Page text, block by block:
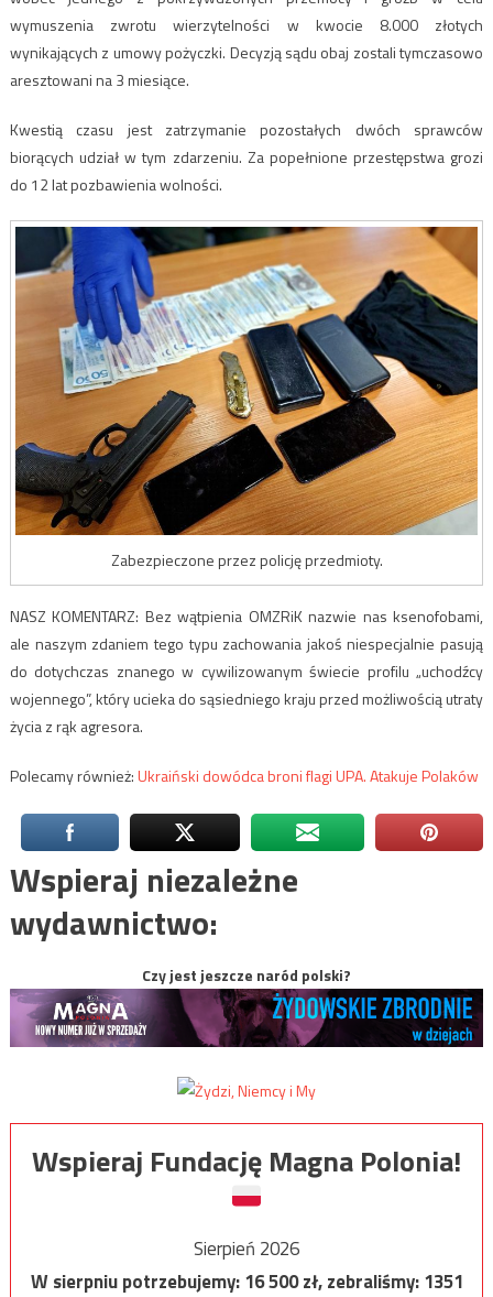
wymuszenia zwrotu wierzytelności w kwocie 8.000 złotych
wynikających z umowy pożyczki. Decyzją sądu obaj zostali tymczasowo
aresztowani na 3 miesiące.
Kwestią czasu jest zatrzymanie pozostałych dwóch sprawców
biorących udział w tym zdarzeniu. Za popełnione przestępstwa grozi
do 12 lat pozbawienia wolności.
Zabezpieczone przez policję przedmioty.
NASZ KOMENTARZ: Bez wątpienia OMZRiK nazwie nas ksenofobami,
ale naszym zdaniem tego typu zachowania jakoś niespecjalnie pasują
do dotychczas znanego w cywilizowanym świecie profilu „uchodźcy
wojennego”, który ucieka do sąsiedniego kraju przed możliwością utraty
życia z rąk agresora.
Polecamy również:Ukraiński dowódca broni flagi UPA. Atakuje Polaków
Wspieraj niezależne
wydawnictwo:
Czy jest jeszcze naród polski?
Wspieraj Fundację Magna Polonia!
Sierpień 2026
W sierpniu potrzebujemy:16 500zł, zebraliśmy:1351